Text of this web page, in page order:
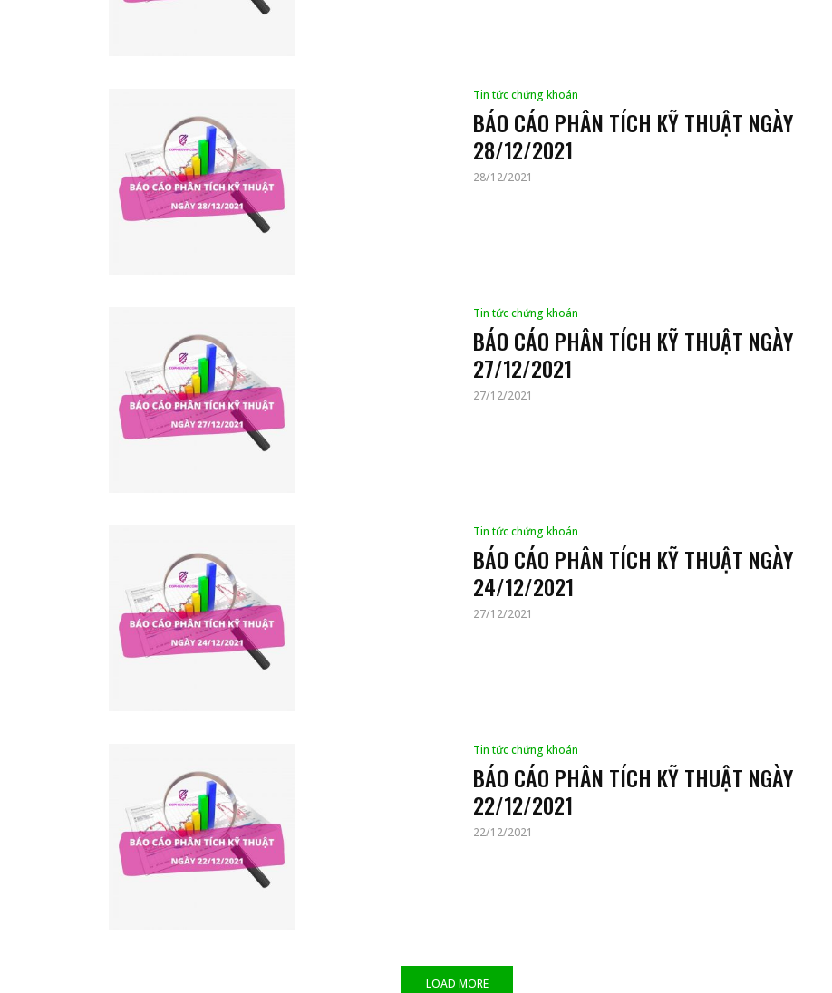
Tin tức chứng khoán
BÁO CÁO PHÂN TÍCH KỸ THUẬT NGÀY
28/12/2021
28/12/2021
Tin tức chứng khoán
BÁO CÁO PHÂN TÍCH KỸ THUẬT NGÀY
27/12/2021
27/12/2021
Tin tức chứng khoán
BÁO CÁO PHÂN TÍCH KỸ THUẬT NGÀY
24/12/2021
27/12/2021
Tin tức chứng khoán
BÁO CÁO PHÂN TÍCH KỸ THUẬT NGÀY
22/12/2021
22/12/2021
LOAD MORE